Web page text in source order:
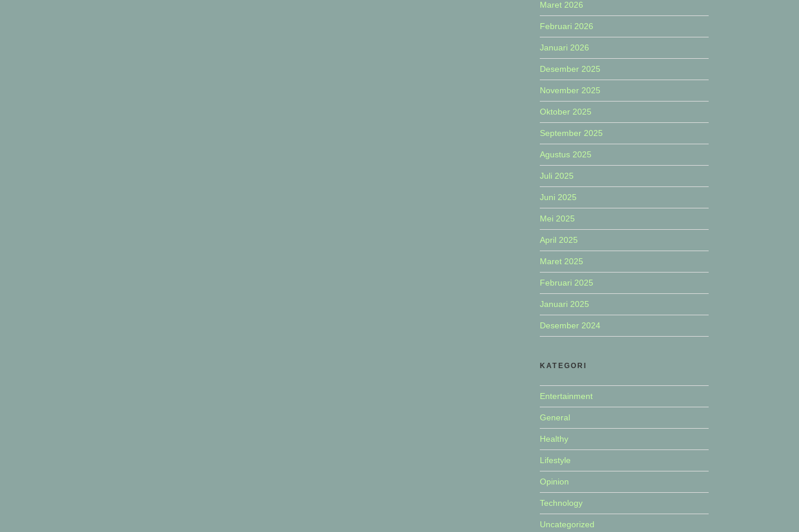
Maret 2026
Februari 2026
Januari 2026
Desember 2025
November 2025
Oktober 2025
September 2025
Agustus 2025
Juli 2025
Juni 2025
Mei 2025
April 2025
Maret 2025
Februari 2025
Januari 2025
Desember 2024
KATEGORI
Entertainment
General
Healthy
Lifestyle
Opinion
Technology
Uncategorized